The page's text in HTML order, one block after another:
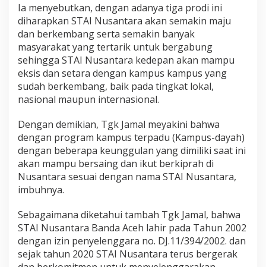
Ia menyebutkan, dengan adanya tiga prodi ini
diharapkan STAI Nusantara akan semakin maju
dan berkembang serta semakin banyak
masyarakat yang tertarik untuk bergabung
sehingga STAI Nusantara kedepan akan mampu
eksis dan setara dengan kampus kampus yang
sudah berkembang, baik pada tingkat lokal,
nasional maupun internasional.
Dengan demikian, Tgk Jamal meyakini bahwa
dengan program kampus terpadu (Kampus-dayah)
dengan beberapa keunggulan yang dimiliki saat ini
akan mampu bersaing dan ikut berkiprah di
Nusantara sesuai dengan nama STAI Nusantara,
imbuhnya.
Sebagaimana diketahui tambah Tgk Jamal, bahwa
STAI Nusantara Banda Aceh lahir pada Tahun 2002
dengan izin penyelenggara no. DJ.11/394/2002. dan
sejak tahun 2020 STAI Nusantara terus bergerak